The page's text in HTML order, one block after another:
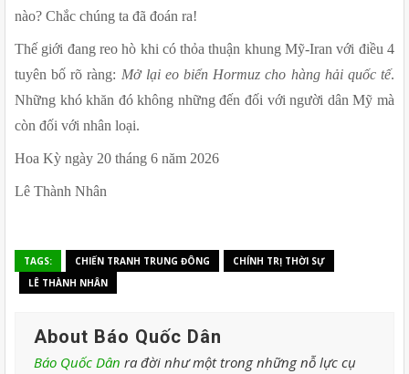
nào? Chắc chúng ta đã đoán ra!
Thế giới đang reo hò khi có thỏa thuận khung Mỹ-Iran với điều 4
tuyên bố rõ ràng: Mở lại eo biển Hormuz cho hàng hải quốc tế.
Những khó khăn đó không những đến đối với người dân Mỹ mà
còn đối với nhân loại.
Hoa Kỳ ngày 20 tháng 6 năm 2026
Lê Thành Nhân
TAGS: CHIẾN TRANH TRUNG ĐÔNG
CHÍNH TRỊ THỜI SỰ
LÊ THÀNH NHÂN
About Báo Quốc Dân
Báo Quốc Dân ra đời như một trong những nỗ lực cụ